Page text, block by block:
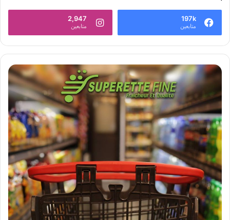
197k
متابعين
2,947
متابعين